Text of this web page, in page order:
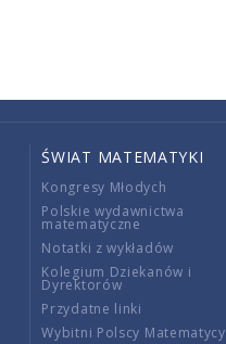
ŚWIAT MATEMATYKI
Kongresy Młodych
Polskie wydawnictwa
matematyczne
Notatki z wykładów
Kolegium Dziekanów i
Dyrektorów
Przydatne linki
Wybitni Polscy Matematycy